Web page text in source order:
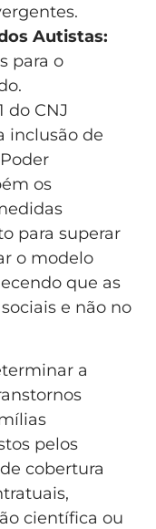
Autistas:
para o
do CNJ
inclusão de
os
para superar
o modelo
que as
e não no
a
pelos
cobertura
científica ou